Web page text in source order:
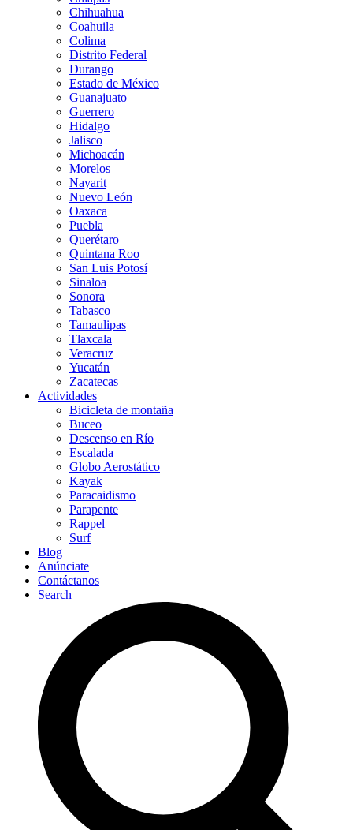
Chihuahua
Coahuila
Colima
Distrito Federal
Durango
Estado de México
Guanajuato
Guerrero
Hidalgo
Jalisco
Michoacán
Morelos
Nayarit
Nuevo León
Oaxaca
Puebla
Querétaro
Quintana Roo
San Luis Potosí
Sinaloa
Sonora
Tabasco
Tamaulipas
Tlaxcala
Veracruz
Yucatán
Zacatecas
Actividades
Bicicleta de montaña
Buceo
Descenso en Río
Escalada
Globo Aerostático
Kayak
Paracaidismo
Parapente
Rappel
Surf
Blog
Anúnciate
Contáctanos
Search